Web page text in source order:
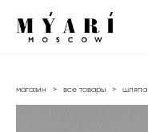
магазин > все товары >